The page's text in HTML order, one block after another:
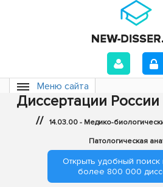
Меню сайта
Диссертации России
// 14.03.00 - Медико-
Патологическая
Открыть удобный поиск
более 800 000